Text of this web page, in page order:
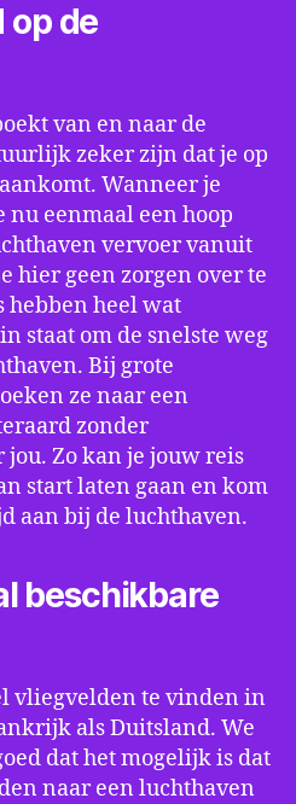
op de
van en naar de
zeker zijn dat je op
Wanneer je
eenmaal een hoop
vervoer vanuit
hier geen zorgen over te
hebben heel wat
staat om de snelste weg
Bij grote
ze naar een
zonder
Zo kan je jouw reis
start laten gaan en kom
aan bij de luchthaven.
beschikbare
vliegvelden te vinden in
als Duitsland. We
dat het mogelijk is dat
naar een luchthaven